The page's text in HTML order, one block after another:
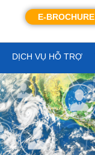
E-BROCHURE
DỊCH VỤ HỖ TRỢ